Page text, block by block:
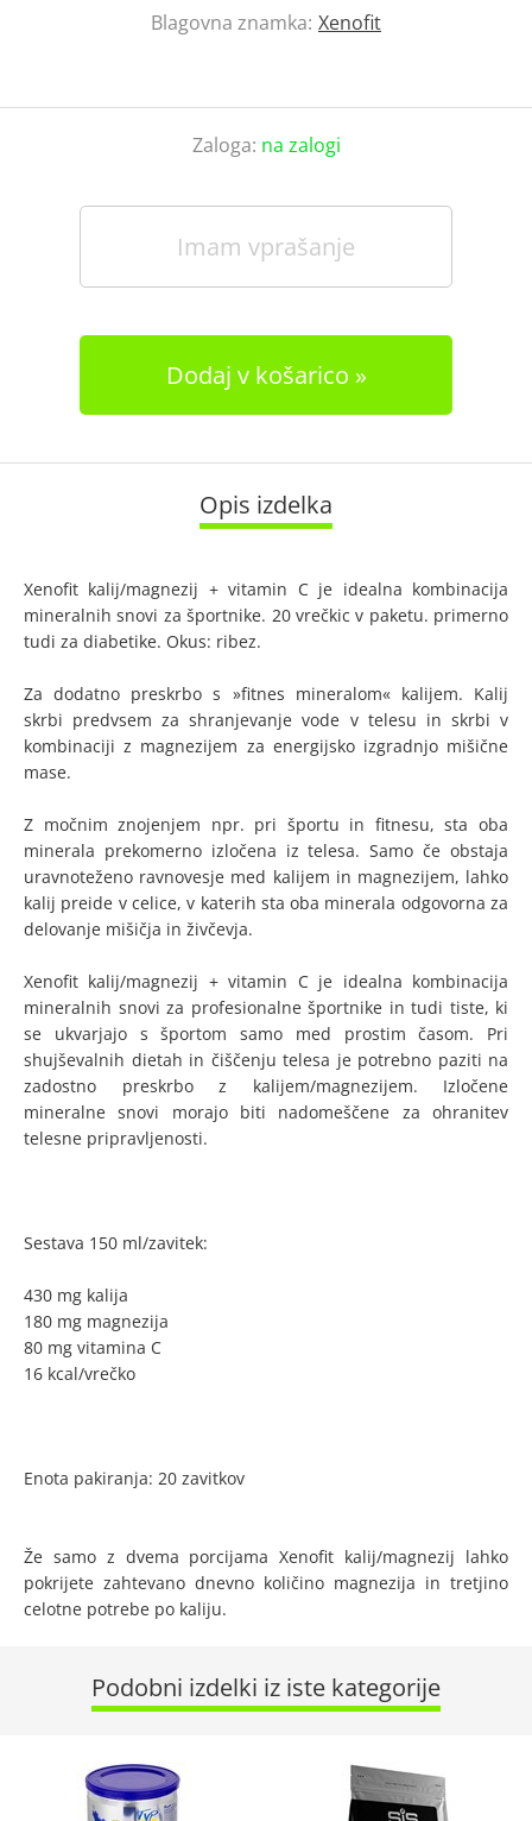
Blagovna znamka: Xenofit
Zaloga: na zalogi
Imam vprašanje
Dodaj v košarico
Opis izdelka
Xenofit kalij/magnezij + vitamin C je idealna kombinacija
mineralnih snovi za športnike. 20 vrečkic v paketu. primerno
tudi za diabetike. Okus: ribez.
Za dodatno preskrbo s »fitnes mineralom« kalijem. Kalij
skrbi predvsem za shranjevanje vode v telesu in skrbi v
kombinaciji z magnezijem za energijsko izgradnjo mišične
mase.
Z močnim znojenjem npr. pri športu in fitnesu, sta oba
minerala prekomerno izločena iz telesa. Samo če obstaja
uravnoteženo ravnovesje med kalijem in magnezijem, lahko
kalij preide v celice, v katerih sta oba minerala odgovorna za
delovanje mišičja in živčevja.
Xenofit kalij/magnezij + vitamin C je idealna kombinacija
mineralnih snovi za profesionalne športnike in tudi tiste, ki
se ukvarjajo s športom samo med prostim časom. Pri
shujševalnih dietah in čiščenju telesa je potrebno paziti na
zadostno preskrbo z kalijem/magnezijem. Izločene
mineralne snovi morajo biti nadomeščene za ohranitev
telesne pripravljenosti.
Sestava 150 ml/zavitek:
430 mg kalija
180 mg magnezija
80 mg vitamina C
16 kcal/vrečko
Enota pakiranja: 20 zavitkov
Že samo z dvema porcijama Xenofit kalij/magnezij lahko
pokrijete zahtevano dnevno količino magnezija in tretjino
celotne potrebe po kaliju.
Podobni izdelki iz iste kategorije